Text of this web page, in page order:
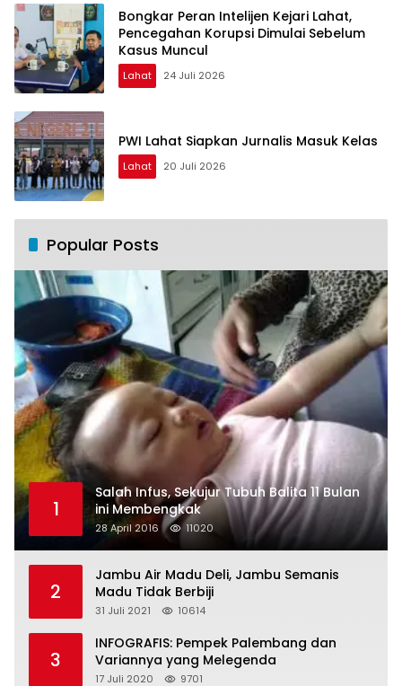
Bongkar Peran Intelijen Kejari Lahat,
Pencegahan Korupsi Dimulai Sebelum
Kasus Muncul
Lahat 24 Juli 2026
PWI Lahat Siapkan Jurnalis Masuk Kelas
Lahat 20 Juli 2026
Popular Posts
1
Salah Infus, Sekujur Tubuh Balita 11 Bulan
ini Membengkak
28 April 2016 11020
2
Jambu Air Madu Deli, Jambu Semanis
Madu Tidak Berbiji
31 Juli 2021 10614
3
INFOGRAFIS: Pempek Palembang dan
Variannya yang Melegenda
17 Juli 2020 9701